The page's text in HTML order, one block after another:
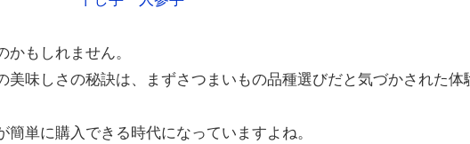
かもしれません。
美味しさの秘訣は、まずさつまいもの品種選びだと気づかされた体
単に購入できる時代になっていますよね。